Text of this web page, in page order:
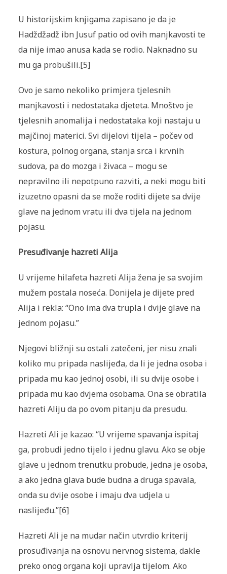
U historijskim knjigama zapisano je da je
Hadždžadž ibn Jusuf patio od ovih manjkavosti te
da nije imao anusa kada se rodio. Naknadno su
mu ga probušili.[5]
Ovo je samo nekoliko primjera tjelesnih
manjkavosti i nedostataka djeteta. Mnoštvo je
tjelesnih anomalija i nedostataka koji nastaju u
majčinoj materici. Svi dijelovi tijela – počev od
kostura, polnog organa, stanja srca i krvnih
sudova, pa do mozga i živaca – mogu se
nepravilno ili nepotpuno razviti, a neki mogu biti
izuzetno opasni da se može roditi dijete sa dvije
glave na jednom vratu ili dva tijela na jednom
pojasu.
Presuđivanje hazreti Alija
U vrijeme hilafeta hazreti Alija žena je sa svojim
mužem postala noseća. Donijela je dijete pred
Alija i rekla: “Ono ima dva trupla i dvije glave na
jednom pojasu.”
Njegovi bližnji su ostali zatečeni, jer nisu znali
koliko mu pripada naslijeđa, da li je jedna osoba i
pripada mu kao jednoj osobi, ili su dvije osobe i
pripada mu kao dvjema osobama. Ona se obratila
hazreti Aliju da po ovom pitanju da presudu.
Hazreti Ali je kazao: “U vrijeme spavanja ispitaj
ga, probudi jedno tijelo i jednu glavu. Ako se obje
glave u jednom trenutku probude, jedna je osoba,
a ako jedna glava bude budna a druga spavala,
onda su dvije osobe i imaju dva udjela u
naslijeđu.”[6]
Hazreti Ali je na mudar način utvrdio kriterij
prosuđivanja na osnovu nervnog sistema, dakle
preko onog organa koji upravlja tijelom. Ako